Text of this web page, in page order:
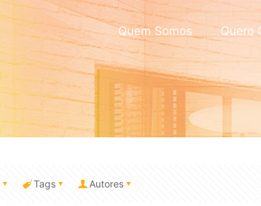
Quem Somos Quero
Tags Autores